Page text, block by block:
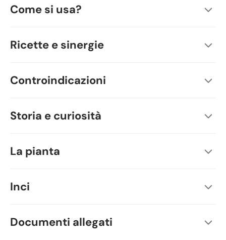
Come si usa?
Ricette e sinergie
Controindicazioni
Storia e curiosità
La pianta
Inci
Documenti allegati